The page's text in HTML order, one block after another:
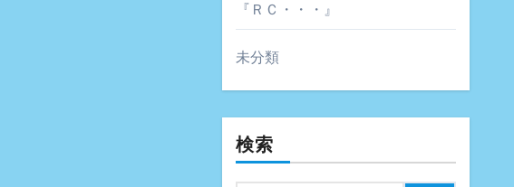
『ＲＣ・・・』
未分類
検索